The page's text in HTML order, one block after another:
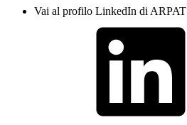
Vai al profilo LinkedIn di ARPAT